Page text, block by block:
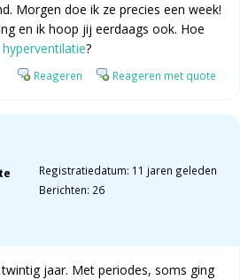
Morgen doe ik ze precies een week!
en ik hoop jij eerdaags ook. Hoe
?
Reageren Reageren met quote
Registratiedatum: 11 jaren geleden
Berichten: 26
jaar. Met periodes, soms ging